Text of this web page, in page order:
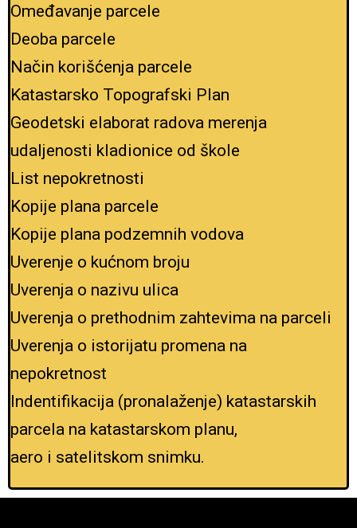
Omeđavanje parcele
Deoba parcele
Način korišćenja parcele
Katastarsko Topografski Plan
Geodetski elaborat radova merenja
udaljenosti kladionice od škole
List nepokretnosti
Kopije plana parcele
Kopije plana podzemnih vodova
Uverenje o kućnom broju
Uverenja o nazivu ulica
Uverenja o prethodnim zahtevima na parceli
Uverenja o istorijatu promena na
nepokretnost
Indentifikacija (pronalaženje) katastarskih
parcela na katastarskom planu,
aero i satelitskom snimku.